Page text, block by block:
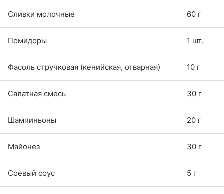
Сливки молочные 60 г
Помидоры 1 шт.
Фасоль стручковая (кенийская, отварная) 10 г
Салатная смесь 30 г
Шампиньоны 20 г
Майонез 30 г
Соевый соус 5 г